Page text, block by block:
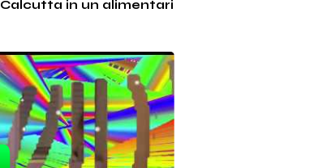
Calcutta in un alimentari